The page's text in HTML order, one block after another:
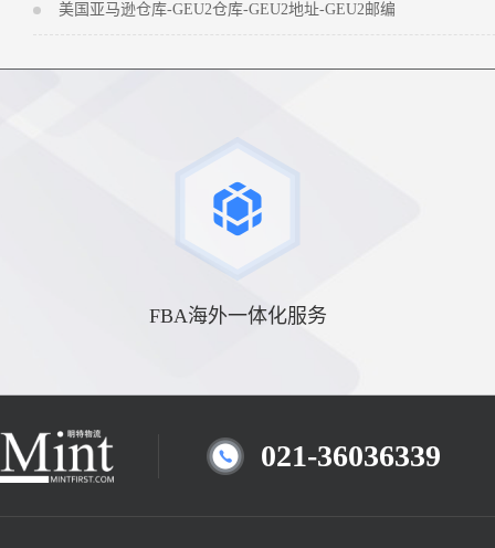
美国亚马逊仓库-GEU2仓库-GEU2地址-GEU2邮编
FBA海外一体化服务
021-36036339